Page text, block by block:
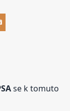
se k tomuto